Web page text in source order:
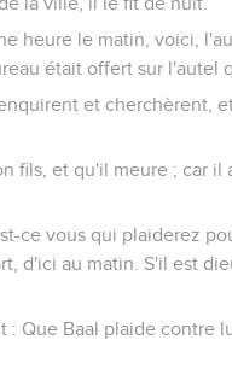
heure le matin, voici,
était offert sur l'autel
et cherchèrent,
fils, et qu'il meure ; car il
ce vous qui plaiderez
d'ici au matin. S'il est
Que Baal plaide contre